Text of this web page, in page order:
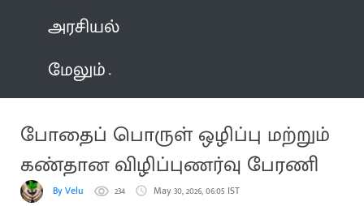
அரசியல்
மேலும்
போதைப் பொருள் ஒழிப்பு மற்றும்
கண்தான விழிப்புணர்வு பேரணி
By Velu 234 May 30, 2026, 06:05 IST